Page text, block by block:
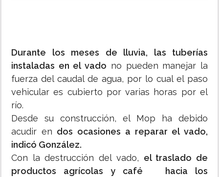
Durante los meses de lluvia, las tuberías
instaladas en el vado no pueden manejar la
fuerza del caudal de agua, por lo cual el paso
vehicular es cubierto por varias horas por el
río.
Desde su construcción, el Mop ha debido
acudir en dos ocasiones a reparar el vado,
indicó González.
Con la destrucción del vado, el traslado de
productos agrícolas y café hacia los